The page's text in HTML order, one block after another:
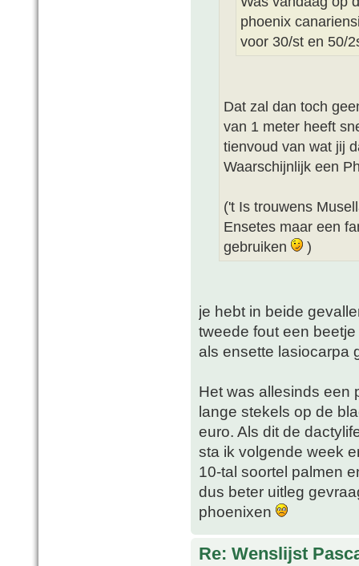
phoenix
voor 30/st en 50/
Dat zal dan toch
van 1 meter heeft
tienvoud van wat jij
Waarschijnlijk een
('t Is trouwens
Ensetes maar een
gebruiken
)
je hebt in beide
tweede fout een
als ensette lasiocarpa
Het was allesinds een
lange stekels op de
euro. Als dit de
sta ik volgende week
10-tal soortel palmen
dus beter uitleg
phoenixen
Re: Wenslijst